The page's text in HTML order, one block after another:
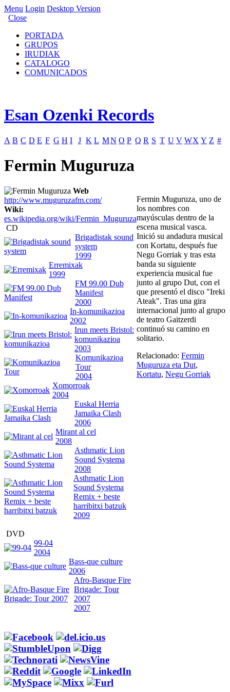
Menu Login Desktop Version
Close
PORTADA
GRUPOS
IRUDIAK
CATALOGO
COMUNICADOS
Esan Ozenki Records
A B C D E F G H I J K L MN O P Q R S T U V WX Y Z #
Fermin Muguruza
Web
http://www.muguruzafm.com/
Wiki:
es.wikipedia.org/wiki/Fermin_Muguruza
CD
Brigadistak sound
system
1999
Erremixak
1999
FM 99.00 Dub
Manifest
2000
In-komunikazioa
2002
Irun meets Bristol:
komunikazioa
2003
Komunikazioa
Tour
2004
Xomorroak
2004
Euskal Herria
Jamaika Clash
2006
Mirant al cel
2008
Asthmatic Lion
Sound Systema
2008
Asthmatic Lion
Sound Systema
Remix + beste
harribitxi batzuk
2009
DVD
99-04
2004
Bass-que culture
2006
Afro-Basque Fire
Brigade: Tour
2007
2007
Fermin Muguruza, uno de
los nombres con
mayúsculas dentro de la
escena musical vasca.
Inició su andadura musical
con Kortatu, después fue
Negu Gorriak y tras esta
banda su siguiente
experiencia musical fue
junto al grupo Dut, con el
que presentó el disco "Ireki
Ateak". Tras una gira
internacional junto al grupo
de teatro Gaitzerdi
continuó su camino en
solitario.
Relacionado: Fermin
Muguruza eta Dut,
Kortatu, Negu Gorriak